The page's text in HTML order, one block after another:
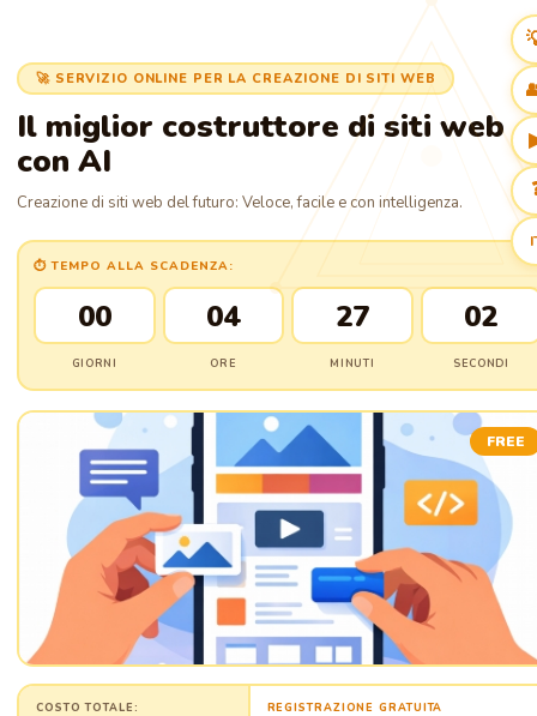
🚀 SERVIZIO ONLINE PER LA CREAZIONE DI SITI WEB
Il miglior costruttore di siti web
con AI
Creazione di siti web del futuro: Veloce, facile e con intelligenza.
⏱ TEMPO ALLA SCADENZA:
00
GIORNI
04
ORE
27
MINUTI
01
SECONDI
FREE
COSTO TOTALE: REGISTRAZIONE GRATUITA